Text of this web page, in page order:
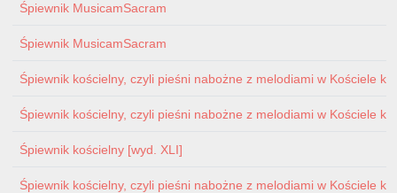
Śpiewnik MusicamSacram
Śpiewnik MusicamSacram
Śpiewnik kościelny, czyli pieśni nabożne z melodiami w Kościele
Śpiewnik kościelny, czyli pieśni nabożne z melodiami w Kościele
Śpiewnik kościelny [wyd. XLI]
Śpiewnik kościelny, czyli pieśni nabożne z melodiami w Kościele